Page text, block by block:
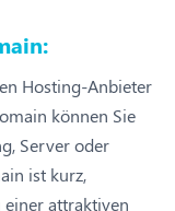
Hosting-Anbieter
können Sie
Server oder
ist kurz,
einer attraktiven